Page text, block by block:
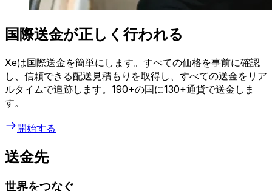
国際送金が正しく行われる
Xeは国際送金を簡単にします。すべての価格を事前に確認
し、信頼できる配送見積もりを取得し、すべての送金をリア
ルタイムで追跡します。190+の国に130+通貨で送金しま
す。
開始する
送金先
世界をつなぐ